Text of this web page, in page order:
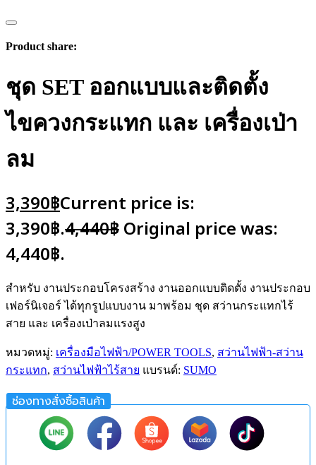
Product share:
ชุด SET ออกแบบและติดตั้ง
ไขควงกระแทก และ เครื่องเป่า
ลม
3,390฿Current price is:
3,390฿.4,440฿Original price was:
4,440฿.
สำหรับ งานประกอบโครงสร้าง งานออกแบบติดตั้ง งานประกอบ
เฟอร์นิเจอร์ ได้ทุกรูปแบบงาน มาพร้อม ชุด สว่านกระแทกไร้
สาย และ เครื่องเป่าลมแรงสูง
หมวดหมู่: เครื่องมือไฟฟ้า/POWER TOOLS, สว่านไฟฟ้า-สว่าน
กระแทก, สว่านไฟฟ้าไร้สาย แบรนด์: SUMO
ช่องทางสั่งซื้อสินค้า